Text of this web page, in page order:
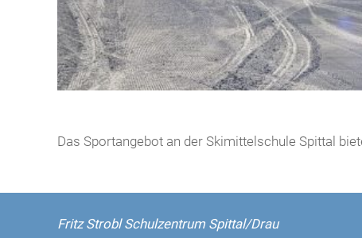
Das Sportangebot an der Skimittelschule Spittal
Fritz Strobl Schulzentrum Spittal/Drau